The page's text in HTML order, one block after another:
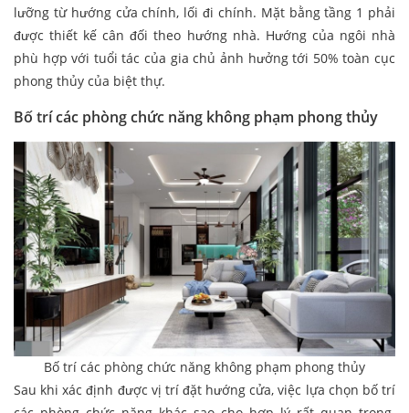
lưỡng từ hướng cửa chính, lối đi chính. Mặt bằng tầng 1 phải
được thiết kế cân đối theo hướng nhà. Hướng của ngôi nhà
phù hợp với tuổi tác của gia chủ ảnh hưởng tới 50% toàn cục
phong thủy của biệt thự.
Bố trí các phòng chức năng không phạm phong thủy
Bố trí các phòng chức năng không phạm phong thủy
Sau khi xác định được vị trí đặt hướng cửa, việc lựa chọn bố trí